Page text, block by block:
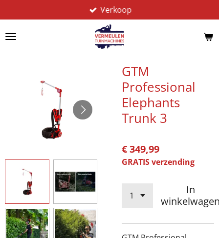
direct
naar
Verkoop
GTM
Professional
Elephants
Trunk 3
€ 349,99
GRATIS verzending
In